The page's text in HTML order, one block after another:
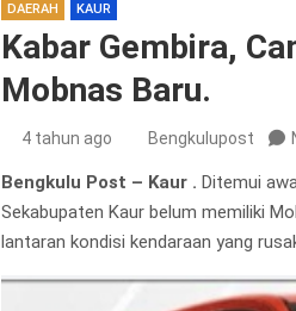
DAERAH KAUR
Kabar Gembira,
Mobnas Baru.
4 tahun ago Bengkulupost
Bengkulu Post – Kaur . Ditemui
Sekabupaten Kaur belum memiliki
lantaran kondisi kendaraan yang